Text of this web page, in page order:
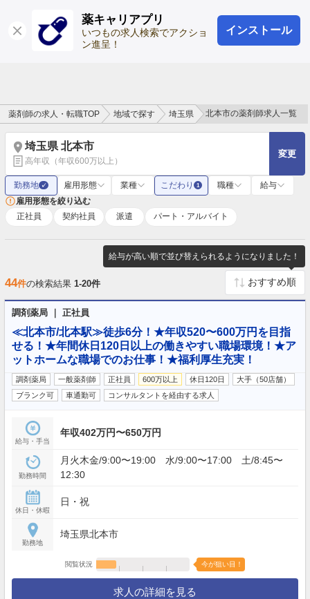
薬キャリアプリ
いつもの求人検索でアクショ
ン進呈！
インストール
ログイン 会員登録
薬剤師の求人・転職TOP 地域で探す 埼玉県 北本市の薬剤師求人一覧
埼玉県 北本市
高年収（年収600万以上）
変更
勤務地 ✓ 雇用形態 業種 こだわり 1 職種
給与
雇用形態を絞り込む
正社員
契約社員 派遣 パート・アルバイト
給与が高い順で並び替えられるようになりました！
44件の検索結果 1-20件
調剤薬局 ｜ 正社員
≪北本市/北本駅≫徒歩6分！★年収520〜600万円を目指
せる！★年間休日120日以上の働きやすい職場環境！★ア
ットホームな職場でのお仕事！★福利厚生充実！
調剤薬局 一般薬剤師 正社員 600万以上 休日120日
大手（50店舗）
ブランク可
車通勤可 コンサルタントを経由する求人
給与・手当
年収402万円〜650万円
勤務時間
月火木金/9:00〜19:00 水/9:00〜17:00 土/8:45〜
12:30
休日・休暇
日・祝
勤務地
埼玉県北本市
閲覧状況 今が狙い目！
求人の詳細を見る